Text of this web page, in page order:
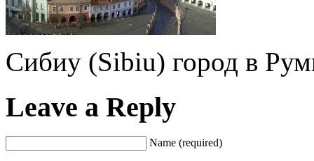
Сибиу (Sibiu) город в
Leave a Reply
Name (required)